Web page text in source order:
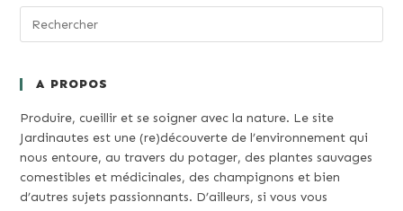
A PROPOS
Produire, cueillir et se soigner avec la nature. Le site
Jardinautes est une (re)découverte de l’environnement qui
nous entoure, au travers du potager, des plantes sauvages
comestibles et médicinales, des champignons et bien
d’autres sujets passionnants. D’ailleurs, si vous vous